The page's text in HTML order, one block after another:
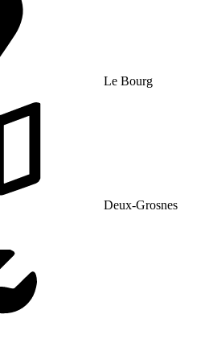
Le Bourg
Deux-Grosnes